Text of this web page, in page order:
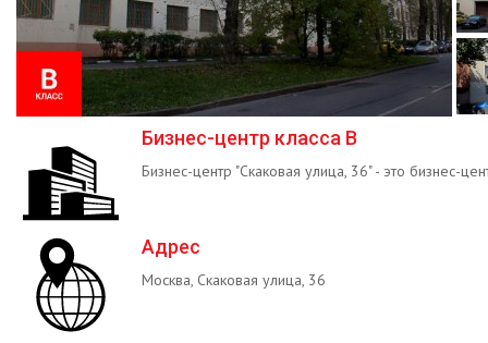
Бизнес-центр класса B
Бизнес-центр "Скаковая улица, 36" - это бизнес-
Адрес
Москва, Скаковая улица, 36